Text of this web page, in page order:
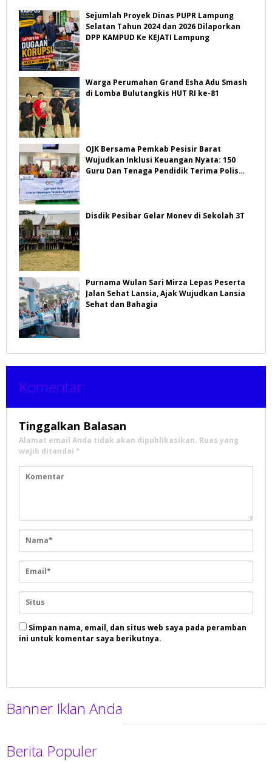
Sejumlah Proyek Dinas PUPR Lampung
Selatan Tahun 2024 dan 2026 Dilaporkan
DPP KAMPUD Ke KEJATI Lampung
Warga Perumahan Grand Esha Adu Smash
di Lomba Bulutangkis HUT RI ke-81
OJK Bersama Pemkab Pesisir Barat
Wujudkan Inklusi Keuangan Nyata: 150
Guru Dan Tenaga Pendidik Terima Polis
Disdik Pesibar Gelar Monev di Sekolah 3T
Purnama Wulan Sari Mirza Lepas Peserta
Jalan Sehat Lansia, Ajak Wujudkan Lansia
Sehat dan Bahagia
Komentar
Tinggalkan Balasan
Alamat email Anda tidak akan dipublikasikan. Ruas yang
wajib ditandai *
Simpan nama, email, dan situs web saya pada peramban
ini untuk komentar saya berikutnya.
Banner Iklan Anda
Berita Populer